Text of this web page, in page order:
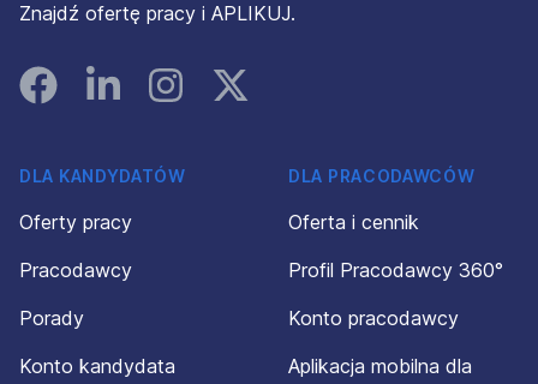
Znajdź ofertę pracy i APLIKUJ.
FacebookLinked InInstagramInstagram
DLA KANDYDATÓW
Oferty pracy
Pracodawcy
Porady
Konto kandydata
DLA PRACODAWCÓW
Oferta i cennik
Profil Pracodawcy 360°
Konto pracodawcy
Aplikacja mobilna dla